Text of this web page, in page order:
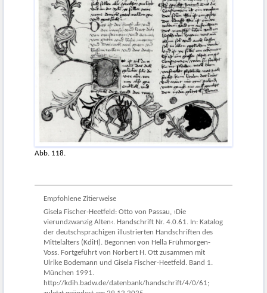
Abb. 118.
Empfohlene Zitierweise
Gisela Fischer-Heetfeld: Otto von Passau, ›Die
vierundzwanzig Alten‹. Handschrift Nr. 4.0.61. In: Katalog
der deutschsprachigen illustrierten Handschriften des
Mittelalters (KdiH). Begonnen von Hella Frühmorgen-
Voss. Fortgeführt von Norbert H. Ott zusammen mit
Ulrike Bodemann und Gisela Fischer-Heetfeld. Band 1.
München 1991.
http://kdih.badw.de/datenbank/handschrift/4/0/61;